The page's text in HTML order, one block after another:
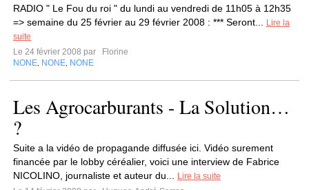
RADIO " Le Fou du roi " du lundi au vendredi de 11h05 à 12h35
=> semaine du 25 février au 29 février 2008 : *** Seront...
Lire la
suite
Le 24 février 2008 par
Florine
NONE NONE NONE
Les Agrocarburants - La Solution…
?
Suite a la vidéo de propagande diffusée ici. Vidéo surement
financée par le lobby céréalier, voici une interview de Fabrice
NICOLINO, journaliste et auteur du...
Lire la suite